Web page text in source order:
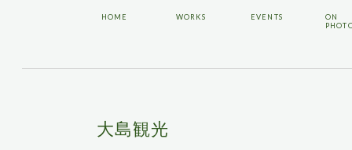
HOME WORKS EVENTS
ON
大島観光